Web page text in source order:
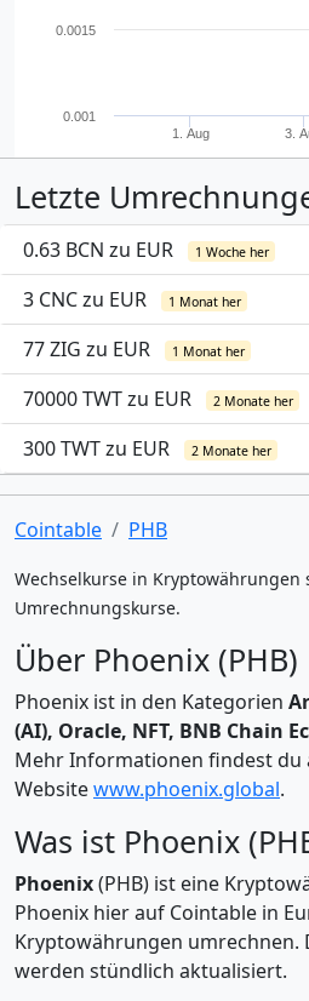
1. Aug 3.
0.001
0.0015
Letzte
0.63 BCN zu EUR 1 Woche her
3 CNC zu EUR 1 Monat her
77 ZIG zu EUR 1 Monat her
70000 TWT zu EUR 2 Monate her
300 TWT zu EUR 2 Monate her
Cointable PHB
Wechselkurse in
Umrechnungskurse.
Über Phoenix (PHB)
Phoenix ist in den Kategorien
(AI), Oracle, NFT, BNB Chain
Mehr Informationen findest du
Websitewww.phoenix.global.
Was ist Phoenix
Phoenix(PHB) ist eine
Phoenix hier auf Cointable in
Kryptowährungen umrechnen.
werden stündlich aktualisiert.